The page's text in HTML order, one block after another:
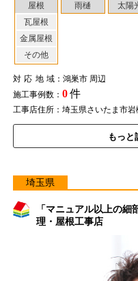
屋根
瓦屋根
金属屋根
その他
雨樋 太陽
対応地域：鴻巣市 周辺
施工事例数： 0件
工事店住所：埼玉県さいたま市岩
もっと
埼玉県
「マニュアル以上の
理・屋根工事店